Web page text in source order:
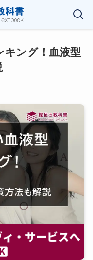
キング！血液型